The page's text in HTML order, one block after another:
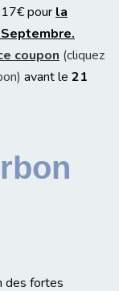
pour la
coupon (cliquez
avant le 21
des fortes